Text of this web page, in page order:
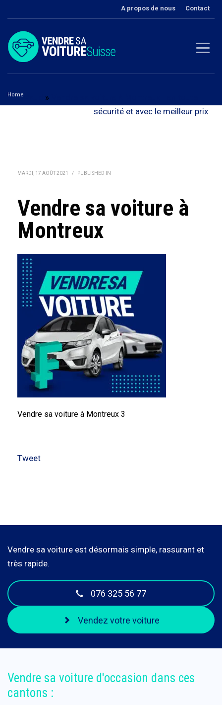
A propos de nous Contact
Home »
sécurité et avec le meilleur prix
MARDI, 17 AOÛT 2021 / PUBLISHED IN
Vendre sa voiture à
Montreux
Vendre sa voiture à Montreux 3
Tweet
Vendre sa voiture est désormais simple, rassurant et
très rapide.
076 325 56 77
Vendez votre voiture
Vendre sa voiture d'occasion dans ces
cantons :